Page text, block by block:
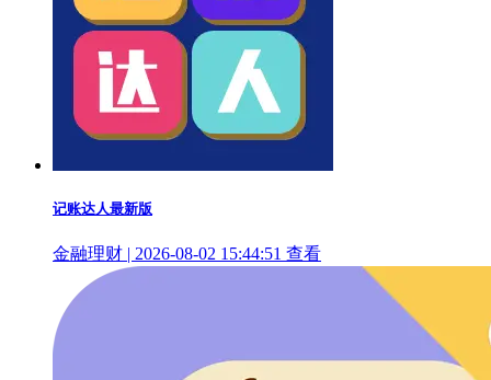
记账达人最新版
金融理财 | 2026-08-02 15:44:51 查看